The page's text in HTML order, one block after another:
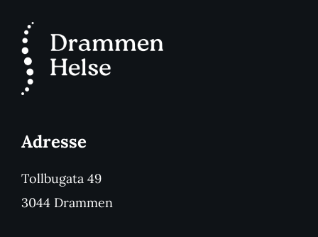
Adresse
Tollbugata 49
3044 Drammen